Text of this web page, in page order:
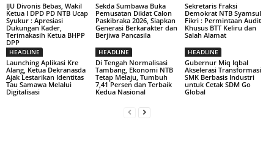
IJU Divonis Bebas, Wakil
Ketua I DPD PD NTB Ucap
Syukur : Apresiasi
Dukungan Kader,
Terimakasih Ketua BHPP
DPP
Sekda Sumbawa Buka
Pemusatan Diklat Calon
Paskibraka 2026, Siapkan
Generasi Berkarakter dan
Berjiwa Pancasila
Sekretaris Fraksi
Demokrat NTB Syamsul
Fikri : Permintaan Audit
Khusus BTT Keliru dan
Salah Alamat
HEADLINE
Launching Aplikasi Kre
Alang, Ketua Dekranasda
Ajak Lestarikan Identitas
Tau Samawa Melalui
Digitalisasi
HEADLINE
Di Tengah Normalisasi
Tambang, Ekonomi NTB
Tetap Melaju, Tumbuh
7,41 Persen dan Terbaik
Kedua Nasional
HEADLINE
Gubernur Miq Iqbal
Akselerasi Transformasi
SMK Berbasis Industri
untuk Cetak SDM Go
Global